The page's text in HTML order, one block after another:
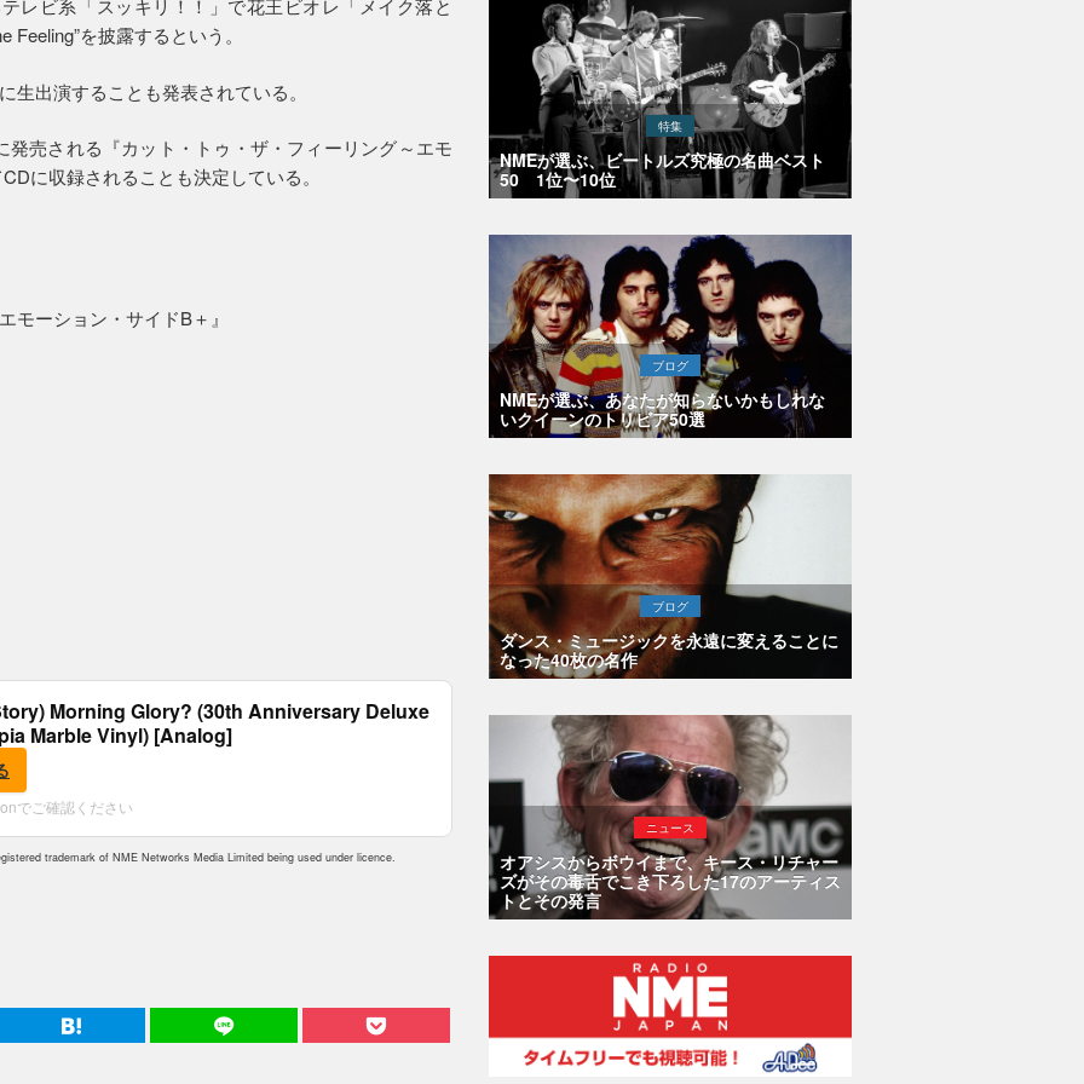
レビ系「スッキリ！！」で花王ビオレ「メイク落と
を披露するという。
生出演することも発表されている。
発売される『カット・トゥ・ザ・フィーリング～エモ
に収録されることも決定している。
モーション・サイドB＋』
Morning Glory? (30th Anniversary Deluxe
Marble Vinyl) [Analog]
でご確認ください
trademark of NME Networks Media Limited being used under licence.
特集
NMEが選ぶ、ビートルズ究極の名曲ベスト
50 1位〜10位
ブログ
NMEが選ぶ、あなたが知らないかもしれな
いクイーンのトリビア50選
ブログ
ダンス・ミュージックを永遠に変えることに
なった40枚の名作
ニュース
オアシスからボウイまで、キース・リチャー
ズがその毒舌でこき下ろした17のアーティス
トとその発言